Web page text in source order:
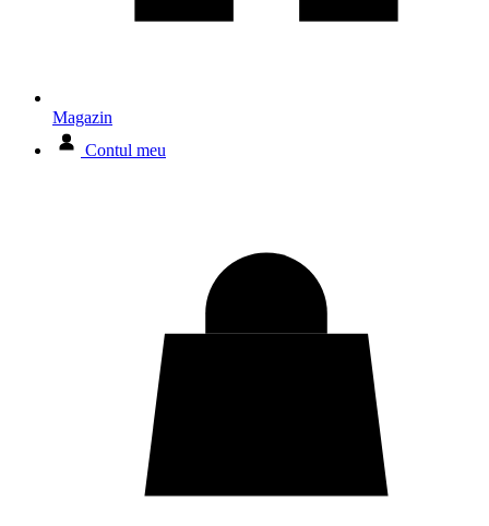
Magazin
Contul meu